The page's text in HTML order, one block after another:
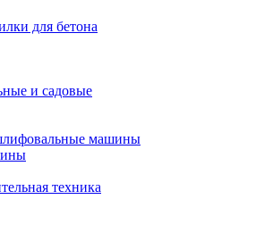
для бетона
и садовые
машины
техника